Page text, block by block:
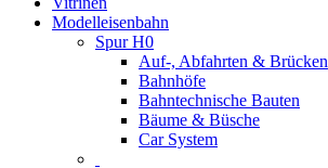
Modelleisenbahn
Spur H0
Auf-, Abfahrten & Brücken
Bahnhöfe
Bahntechnische Bauten
Bäume & Büsche
Car System